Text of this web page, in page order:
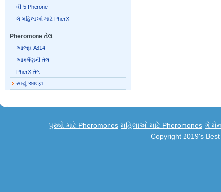
વી-5 Pherone
ગે મહિલાઓ માટે PherX
Pheromone તેલ
આલ્ફા A314
આકર્ષણની તેલ
PherX તેલ
સાચું આલ્ફા
પુરુષો માટે Pheromones મહિલાઓ માટે Pheromones ગે મેન
Copyright 2019's